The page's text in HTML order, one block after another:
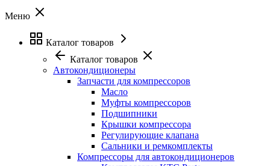
Меню
Каталог товаров
Каталог товаров
Автокондиционеры
Запчасти для компрессоров
Масло
Муфты компрессоров
Подшипники
Крышки компрессора
Регулирующие клапана
Сальники и ремкомплекты
Компрессоры для автокондиционеров